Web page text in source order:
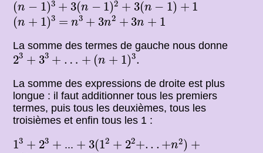
(n − 1)3 + 3(n − 1)2 + 3(n − 1) + 1
(n + 1)3
(n 1 )3 =
= n3 + 3n2 + 3n + 1
n3+ 3n2+ 3 n+1
La somme des termes de gauche nous donne
23 + 33 + … + (n + 1)3.
23 +33+…+(n+1)3.
La somme des expressions de droite est plus
longue : il faut additionner tous les premiers
termes, puis tous les deuxièmes, tous les
troisièmes et enfin tous les 1 :
13
13 +
+ 23
23 +
+ ... +
+ 3(12 + 22+. . . +n2)
3(12 + 22 + n +
+